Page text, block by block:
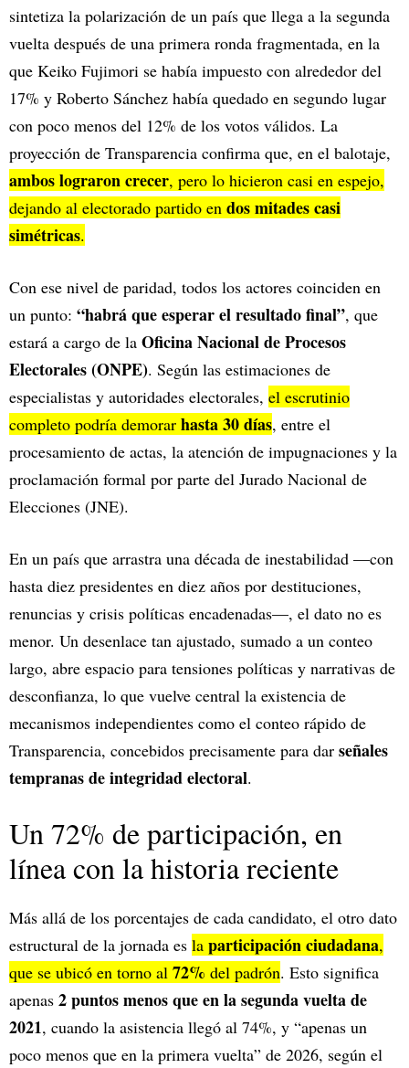
sintetiza la polarización de un país que llega a la segunda
vuelta después de una primera ronda fragmentada, en la
que Keiko Fujimori se había impuesto con alrededor del
17% y Roberto Sánchez había quedado en segundo lugar
con poco menos del 12% de los votos válidos. La
proyección de Transparencia confirma que, en el balotaje,
ambos lograron crecer, pero lo hicieron casi en espejo,
dejando al electorado partido en dos mitades casi
simétricas.
Con ese nivel de paridad, todos los actores coinciden en
un punto: “habrá que esperar el resultado final”, que
estará a cargo de la Oficina Nacional de Procesos
Electorales (ONPE). Según las estimaciones de
especialistas y autoridades electorales, el escrutinio
completo podría demorar hasta 30 días, entre el
procesamiento de actas, la atención de impugnaciones y la
proclamación formal por parte del Jurado Nacional de
Elecciones (JNE).
En un país que arrastra una década de inestabilidad —con
hasta diez presidentes en diez años por destituciones,
renuncias y crisis políticas encadenadas—, el dato no es
menor. Un desenlace tan ajustado, sumado a un conteo
largo, abre espacio para tensiones políticas y narrativas de
desconfianza, lo que vuelve central la existencia de
mecanismos independientes como el conteo rápido de
Transparencia, concebidos precisamente para dar señales
tempranas de integridad electoral.
Un 72% de participación, en
línea con la historia reciente
Más allá de los porcentajes de cada candidato, el otro dato
estructural de la jornada es la participación ciudadana,
que se ubicó en torno al 72% del padrón. Esto significa
apenas 2 puntos menos que en la segunda vuelta de
2021, cuando la asistencia llegó al 74%, y “apenas un
poco menos que en la primera vuelta” de 2026, según el